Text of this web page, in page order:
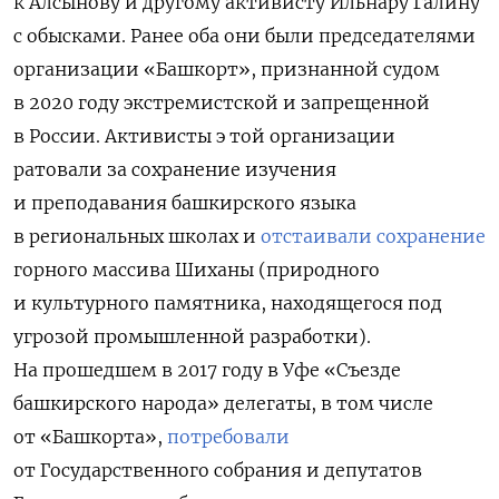
с обысками. Ранее оба они были председателями
организации «Башкорт», признанной судом
в 2020 году экстремистской и запрещенной
в России. Активисты э той организации
ратовали за сохранение изучения
и преподавания башкирского языка
в региональных школах и отстаивали сохранение
горного массива Шиханы (природного
и культурного памятника, находящегося под
угрозой промышленной разработки).
На прошедшем в 2017 году в Уфе «Съезде
башкирского народа» делегаты, в том числе
от «Башкорта», потребовали
от Государственного собрания и депутатов